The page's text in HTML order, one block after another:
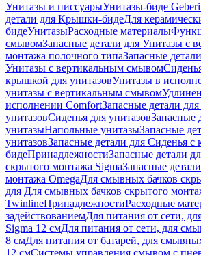
Унитазы и писсуарыУнитазы-биде
детали для Крышки-бидеДля
бидеУнитазыРасходные материалы
смывомЗапасные детали для Унитазы с
монтажа полочного типаЗапасные
Унитазы с вертикальным смывом
крышкой для унитазовУнитазы в
унитазы с вертикальным смывом
исполнении ComfortЗапасные детали
унитазовСиденья для унитазовЗапасные
унитазыНапольные унитазыЗапасные
унитазовЗапасные детали для Сиденья с
бидеПринадлежностиЗапасные детали
скрытого монтажа SigmaЗапасные
монтажа OmegaДля смывных бачков
для Для смывных бачков скрытого
TwinlineПринадлежностиРасходные
задействованиемДля питания от сети,
Sigma 12 смДля питания от сети, для
8 смДля питания от батарей, для
12 смСистемы управления смывом с